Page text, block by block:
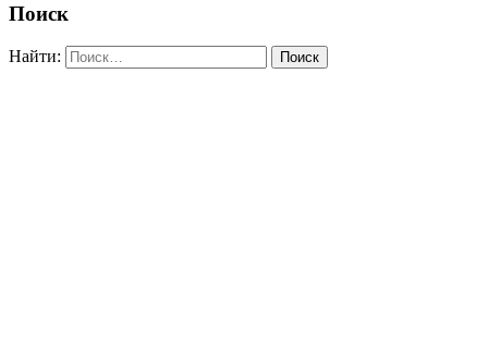
Поиск
Найти: